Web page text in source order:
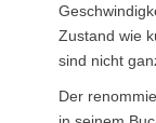
Zustand wie
sind nicht
Der